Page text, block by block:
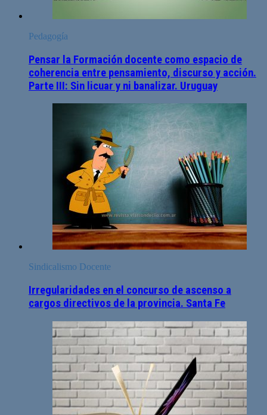
Pedagogía
Pensar la Formación docente como espacio de
coherencia entre pensamiento, discurso y acción.
Parte III: Sin licuar y ni banalizar. Uruguay
Sindicalismo Docente
Irregularidades en el concurso de ascenso a
cargos directivos de la provincia. Santa Fe